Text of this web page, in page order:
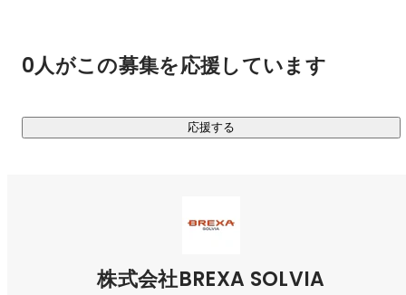
0人がこの募集を応援しています
応援する
株式会社BREXA SOLVIA